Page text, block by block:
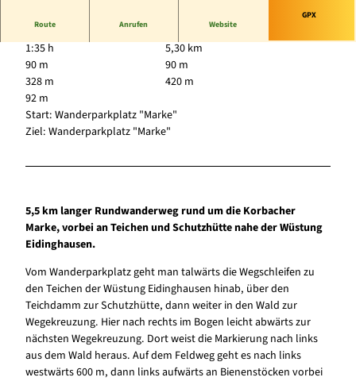
Route Anrufen Website
GPX
1:35 h
5,30 km
90 m
90 m
328 m
420 m
92 m
Start: Wanderparkplatz "Marke"
Ziel: Wanderparkplatz "Marke"
5,5 km langer Rundwanderweg rund um die Korbacher
Marke, vorbei an Teichen und Schutzhütte nahe der Wüstung
Eidinghausen.
Vom Wanderparkplatz geht man talwärts die Wegschleifen zu
den Teichen der Wüstung Eidinghausen hinab, über den
Teichdamm zur Schutzhütte, dann weiter in den Wald zur
Wegekreuzung. Hier nach rechts im Bogen leicht abwärts zur
nächsten Wegekreuzung. Dort weist die Markierung nach links
aus dem Wald heraus. Auf dem Feldweg geht es nach links
westwärts 600 m, dann links aufwärts an Bienenstöcken vorbei